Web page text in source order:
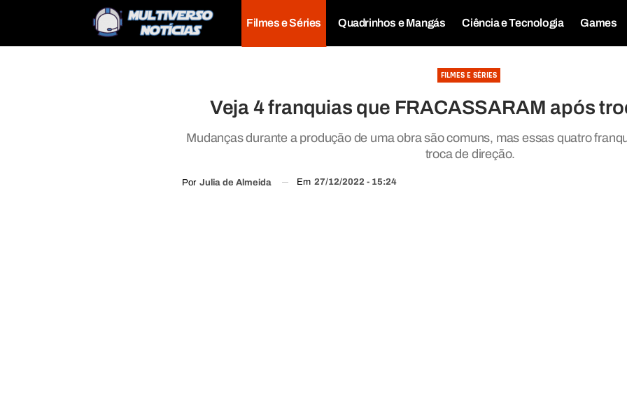
Filmes e Séries Quadrinhos e Mangás Ciência e Tecnologia Games
FILMES E SÉRIES
Veja 4 franquias que FRACASSARAM após
Mudanças durante a produção de uma obra são comuns, mas essas quatro
troca de direção.
Por Julia de Almeida Em 27/12/2022 - 15:24